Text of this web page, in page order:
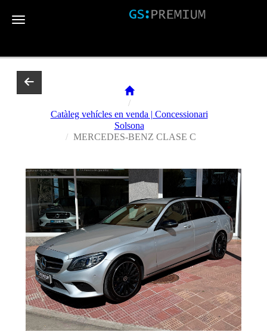
Toggle navigation
Catàleg vehícles en venda | Concessionari
Solsona
MERCEDES-BENZ CLASE C